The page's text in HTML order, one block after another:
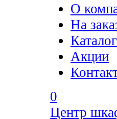
О
На
Каталог
Акции
0
Центр